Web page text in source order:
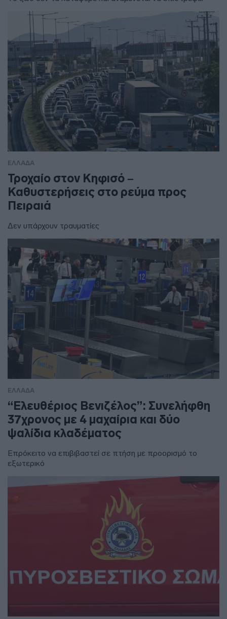
ΕΛΛΑΔΑ
Τροχαίο στον Κηφισό –
Καθυστερήσεις στο ρεύμα προς
Πειραιά
Δεν υπάρχουν τραυματίες
ΕΛΛΑΔΑ
“Ελευθέριος Βενιζέλος”: Συνελήφθη
37χρονος με 4 μαχαίρια και δύο
ψαλίδια κλαδέματος
Επρόκειτο να επιβιβαστεί σε πτήση με προορισμό το
εξωτερικό